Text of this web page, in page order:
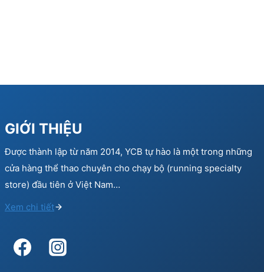
GIỚI THIỆU
Được thành lập từ năm 2014, YCB tự hào là một trong những
cửa hàng thể thao chuyên cho chạy bộ (running specialty
store) đầu tiên ở Việt Nam…
Xem chi tiết